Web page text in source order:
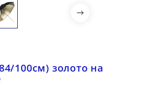
100см) золото на